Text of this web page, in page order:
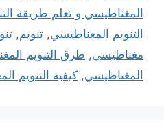
المغناطيسي و تعلم طريقة
التنويم المغناطيسي, تنويم,
مغناطيسي, طرق التنويم
المغناطيسي, كيفية التنويم